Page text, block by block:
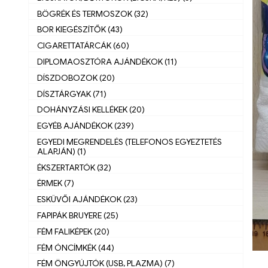
BÖGRÉK ÉS TERMOSZOK (32)
BOR KIEGÉSZÍTŐK (43)
CIGARETTATÁRCÁK (60)
DIPLOMAOSZTÓRA AJÁNDÉKOK (11)
DÍSZDOBOZOK (20)
DÍSZTÁRGYAK (71)
DOHÁNYZÁSI KELLÉKEK (20)
EGYÉB AJÁNDÉKOK (239)
EGYEDI MEGRENDELÉS (TELEFONOS EGYEZTETÉS
ALAPJÁN) (1)
ÉKSZERTARTÓK (32)
ÉRMEK (7)
ESKÜVŐI AJÁNDÉKOK (23)
FAPIPÁK BRUYERE (25)
FÉM FALIKÉPEK (20)
FÉM ÓNCÍMKÉK (44)
FÉM ÖNGYÚJTÓK (USB, PLAZMA) (7)